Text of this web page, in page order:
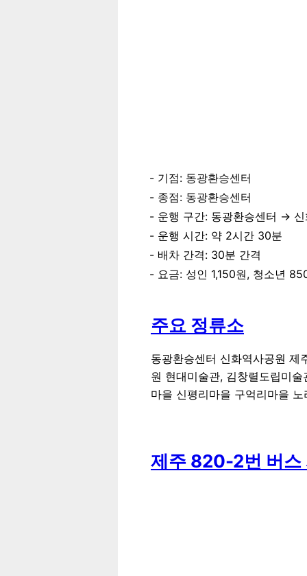
기점: 동광환승센터
종점: 동광환승센터
운행 구간: 동광환승센터 →
운행 시간: 약 2시간 30분
배차 간격: 30분 간격
요금: 성인 1,150원, 청소년
주요 정류소
동광환승센터 신화역사공원 제
원 현대미술관, 김창렬도립미
마을 신평리마을 구억리마을
제주 820-2번 버